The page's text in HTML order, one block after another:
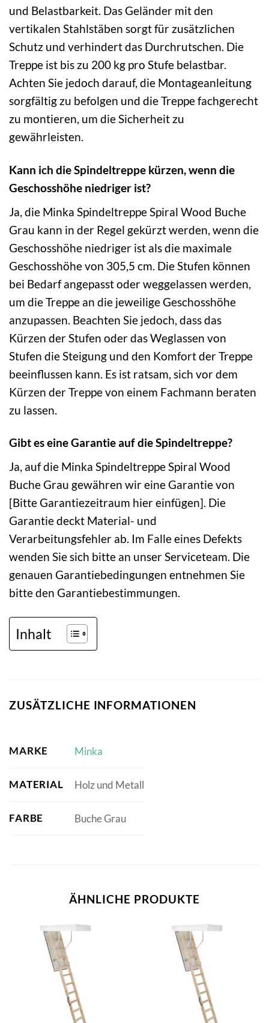
und Belastbarkeit. Das Geländer mit den
vertikalen Stahlstäben sorgt für zusätzlichen
Schutz und verhindert das Durchrutschen. Die
Treppe ist bis zu 200 kg pro Stufe belastbar.
Achten Sie jedoch darauf, die Montageanleitung
sorgfältig zu befolgen und die Treppe fachgerecht
zu montieren, um die Sicherheit zu
gewährleisten.
Kann ich die Spindeltreppe kürzen, wenn die
Geschosshöhe niedriger ist?
Ja, die Minka Spindeltreppe Spiral Wood Buche
Grau kann in der Regel gekürzt werden, wenn die
Geschosshöhe niedriger ist als die maximale
Geschosshöhe von 305,5 cm. Die Stufen können
bei Bedarf angepasst oder weggelassen werden,
um die Treppe an die jeweilige Geschosshöhe
anzupassen. Beachten Sie jedoch, dass das
Kürzen der Stufen oder das Weglassen von
Stufen die Steigung und den Komfort der Treppe
beeinflussen kann. Es ist ratsam, sich vor dem
Kürzen der Treppe von einem Fachmann beraten
zu lassen.
Gibt es eine Garantie auf die Spindeltreppe?
Ja, auf die Minka Spindeltreppe Spiral Wood
Buche Grau gewähren wir eine Garantie von
[Bitte Garantiezeitraum hier einfügen]. Die
Garantie deckt Material- und
Verarbeitungsfehler ab. Im Falle eines Defekts
wenden Sie sich bitte an unser Serviceteam. Die
genauen Garantiebedingungen entnehmen Sie
bitte den Garantiebestimmungen.
Inhalt
ZUSÄTZLICHE INFORMATIONEN
MARKE Minka
MATERIAL Holz und Metall
FARBE Buche Grau
ÄHNLICHE PRODUKTE